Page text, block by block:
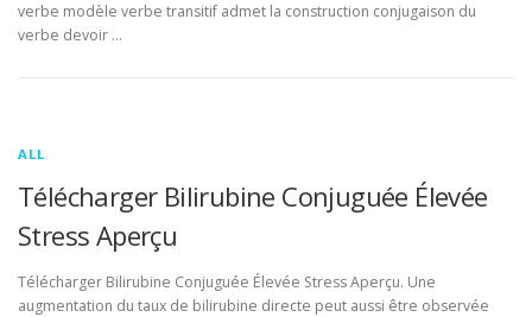
verbe modèle verbe transitif admet la construction conjugaison du
verbe devoir …
ALL
Télécharger Bilirubine Conjuguée Élevée
Stress Aperçu
Télécharger Bilirubine Conjuguée Élevée Stress Aperçu. Une
augmentation du taux de bilirubine directe peut aussi être observée